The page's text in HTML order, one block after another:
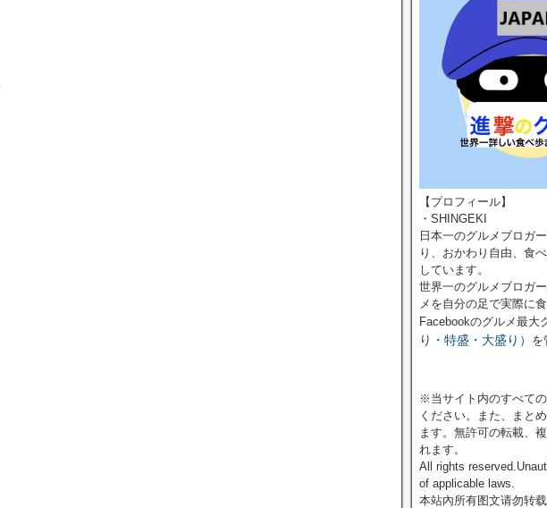
【プロフィール】
・SHINGEKI
日本一のグルメブロガ
り、おかわり自由、食
しています。
世界一のグルメブロガ
メを自分の足で実際に
Facebookのグルメ最大
り・特盛・大盛り） を
※当サイト内のすべて
ください。また、まと
ます。無許可の転載、
れます。
All rights
of applicable laws.
本站內所有图文请勿转